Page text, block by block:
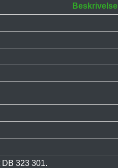
Beskrivelse
323 301.